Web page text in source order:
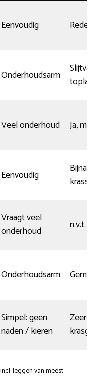
Eenvoudig Redelijk
Onderhoudsarm
Slijtvaste
toplaag
Veel onderhoud Ja, mits
Eenvoudig
Bijna
krassen
Vraagt veel
onderhoud
n.v.t.
Onderhoudsarm
Simpel: geen
naden / kieren
Zeer
leggen van meest